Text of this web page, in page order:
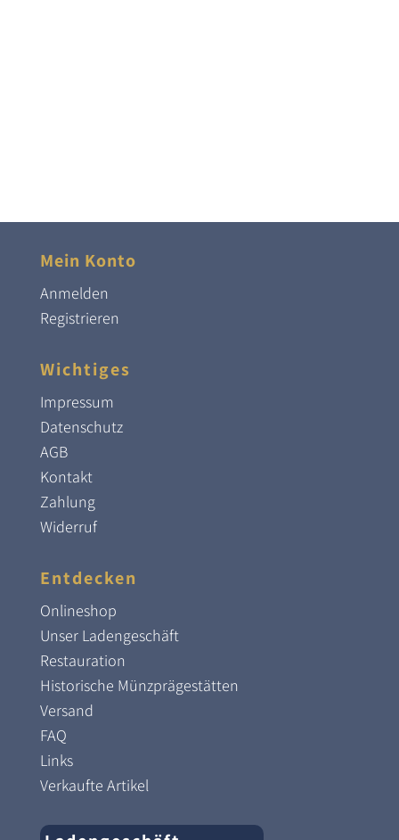
Mein Konto
Anmelden
Registrieren
Wichtiges
Impressum
Datenschutz
AGB
Kontakt
Zahlung
Widerruf
Entdecken
Onlineshop
Unser Ladengeschäft
Restauration
Historische Münzprägestätten
Versand
FAQ
Links
Verkaufte Artikel